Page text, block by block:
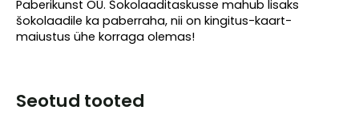
Paberikunst OÜ. Šokolaaditaskusse mahub lisaks
šokolaadile ka paberraha, nii on kingitus-kaart-
maiustus ühe korraga olemas!
Seotud tooted